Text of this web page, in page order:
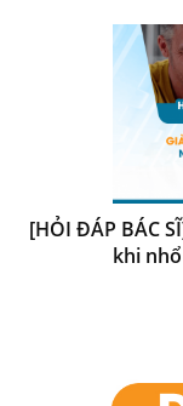
[HỎI ĐÁP BÁC
khi